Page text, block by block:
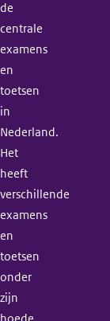
de
centrale
examens
en
toetsen
in
Nederland.
Het
heeft
verschillende
examens
en
toetsen
onder
zijn